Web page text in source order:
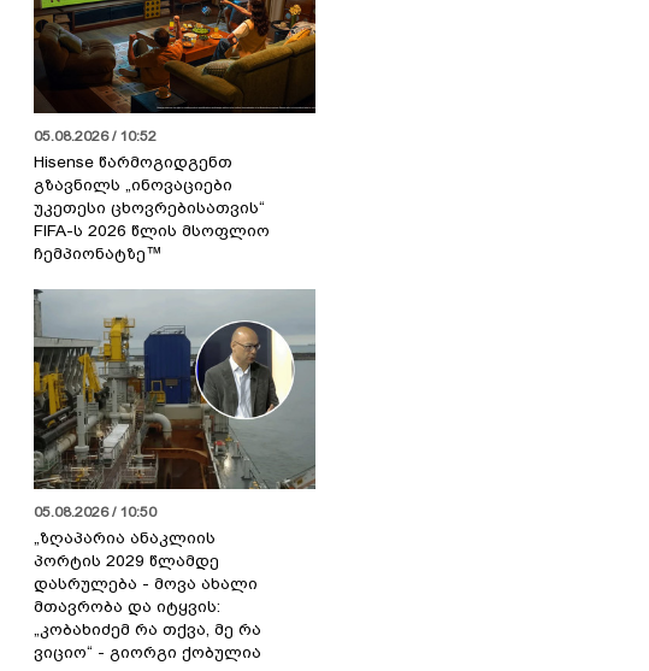
05.08.2026 / 10:52
Hisense წარმოგიდგენთ
გზავნილს „ინოვაციები
უკეთესი ცხოვრებისათვის“
FIFA-ს 2026 წლის მსოფლიო
ჩემპიონატზე™
05.08.2026 / 10:50
„ზღაპარია ანაკლიის
პორტის 2029 წლამდე
დასრულება - მოვა ახალი
მთავრობა და იტყვის:
„კობახიძემ რა თქვა, მე რა
ვიციო“ - გიორგი ქობულია